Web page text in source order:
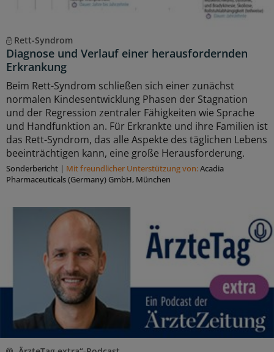
Rett-Syndrom
Diagnose und Verlauf einer herausfordernden
Erkrankung
Beim Rett-Syndrom schließen sich einer zunächst
normalen Kindesentwicklung Phasen der Stagnation
und der Regression zentraler Fähigkeiten wie Sprache
und Handfunktion an. Für Erkrankte und ihre Familien ist
das Rett-Syndrom, das alle Aspekte des täglichen Lebens
beeinträchtigen kann, eine große Herausforderung.
Sonderbericht | Mit freundlicher Unterstützung von:Acadia
Pharmaceuticals (Germany) GmbH, München